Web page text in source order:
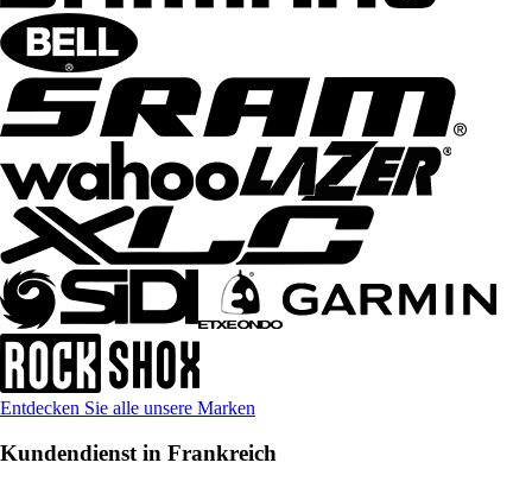
Entdecken Sie alle unsere Marken
Kundendienst in Frankreich